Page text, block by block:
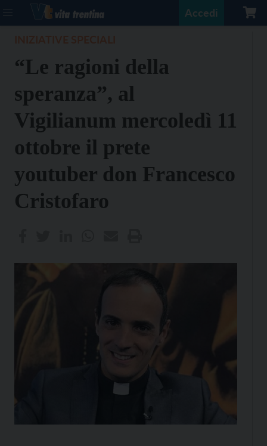
Accedi
“Le ragioni della
speranza”, al
Vigilianum mercoledì 11
ottobre il prete
youtuber don Francesco
Cristofaro